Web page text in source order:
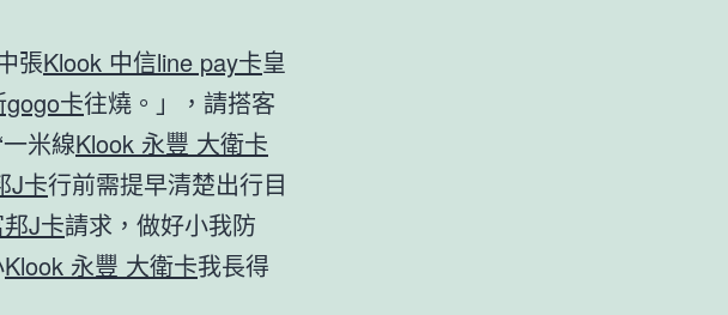
張Klook 中信line pay卡皇
卡往燒。」，請搭客
米線Klook 永豐 大衛卡
J卡行前需提早清楚出行目
J卡請求，做好小我防
Klook 永豐 大衛卡我長得